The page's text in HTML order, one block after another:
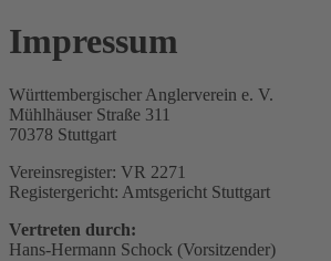
Impressum
Württembergischer Anglerverein e. V.
Mühlhäuser Straße 311
70378 Stuttgart
Vereinsregister: VR 2271
Registergericht: Amtsgericht Stuttgart
Vertreten durch:
Hans-Hermann Schock (Vorsitzender)